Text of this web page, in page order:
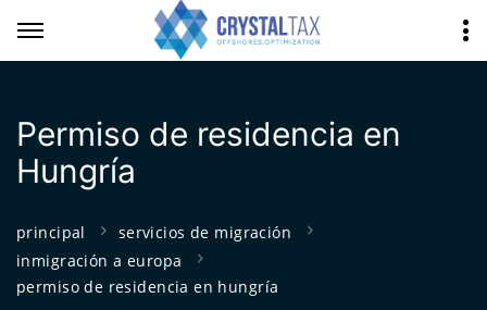
Permiso de residencia en
Hungría
principal
servicios de migración
inmigración a europa
permiso de residencia en hungría